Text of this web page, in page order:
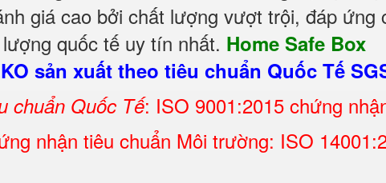
giá cao bởi chất lượng vượt trội, đáp
quốc tế uy tín nhất. Home Safe Box
sản xuất theo tiêu chuẩn Quốc Tế
chuẩn Quốc Tế: ISO 9001:2015 chứng
nhận tiêu chuẩn Môi trường: ISO